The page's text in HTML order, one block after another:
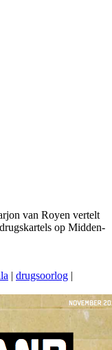
van Royen vertelt
op Midden-
| drugsoorlog |